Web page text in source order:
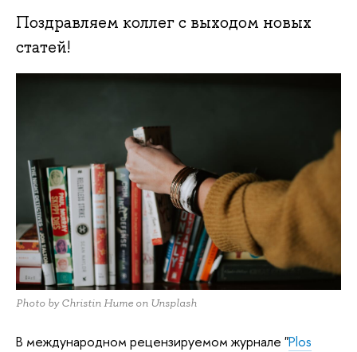
Поздравляем коллег с выходом новых
статей!
Photo by Christin Hume on Unsplash
В международном рецензируемом журнале "Plos